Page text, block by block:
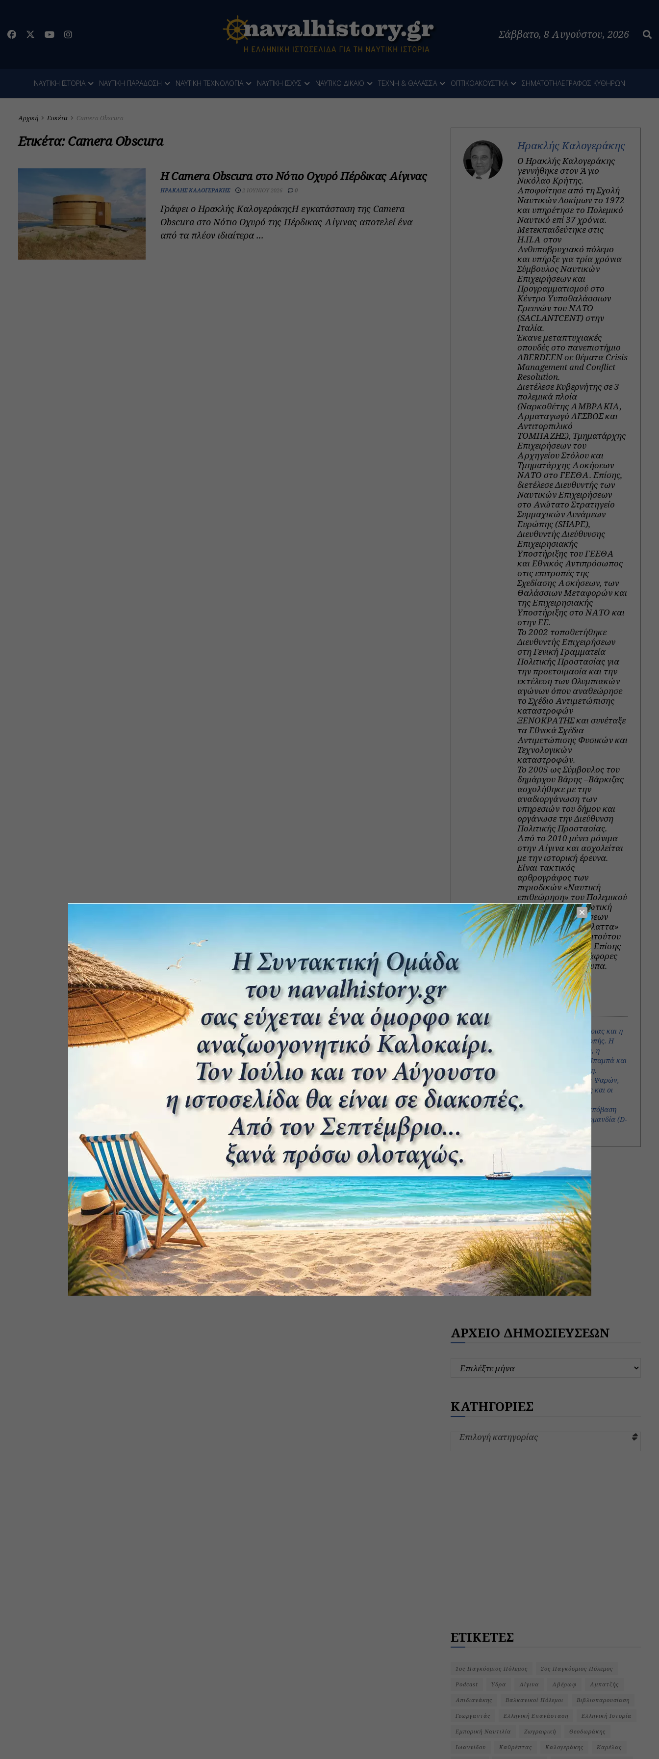
Σάββατο, 8 Αυγούστου, 2026
ΝΑΥΤΙΚΗ ΙΣΤΟΡΙΑ ΝΑΥΤΙΚΗ ΠΑΡΑΔΟΣΗ ΝΑΥΤΙΚΗ ΤΕΧΝΟΛΟΓΙΑ ΝΑΥΤΙΚΗ ΙΣΧΥΣ ΝΑΥΤΙΚΟ ΔΙΚΑΙΟ ΤΕΧΝΗ & ΘΑΛΑΣΣΑ ΟΠΤΙΚΟΑΚΟΥΣΤΙΚΑ ΣΗΜΑΤΟΤΗΛΕΓΡΑΦΟΣ ΚΥΘΗΡΩΝ
Αρχική Ετικέτα Camera Obscura
Ετικέτα:Camera Obscura
Η Camera Obscura στο Νότιο Οχυρό Πέρδικας Αίγινας
ΗΡΑΚΛΉΣ ΚΑΛΟΓΕΡΆΚΗΣ 2 ΙΟΥΝΊΟΥ 2026 0
Γράφει ο Ηρακλής ΚαλογεράκηςΗ εγκατάσταση της Camera
Obscura στο Νότιο Οχυρό της Πέρδικας Αίγινας αποτελεί ένα
από τα πλέον ιδιαίτερα ...
Ηρακλής Καλογεράκης
Ο Ηρακλής Καλογεράκης
γεννήθηκε στον Άγιο
Νικόλαο Κρήτης.
Αποφοίτησε από τη Σχολή
Ναυτικών Δοκίμων το 1972
και υπηρέτησε το Πολεμικό
Ναυτικό επί 37 χρόνια.
Μετεκπαιδεύτηκε στις
Η.Π.Α στον
Ανθυποβρυχιακό πόλεμο
και υπήρξε για τρία χρόνια
Σύμβουλος Ναυτικών
Επιχειρήσεων και
Προγραμματισμού στο
Κέντρο Yυποθαλάσσιων
Ερευνών του ΝΑΤΟ
(SACLANTCENT) στην
Ιταλία.
Έκανε μεταπτυχιακές
σπουδές στο πανεπιστήμιο
ABERDEEN σε θέματα Crisis
Management and Conflict
Resolution.
Διετέλεσε Κυβερνήτης σε 3
πολεμικά πλοία
(Ναρκοθέτης ΑΜΒΡΑΚΙΑ,
Αρματαγωγό ΛΕΣΒΟΣ και
Αντιτορπιλικό
ΤΟΜΠΑΖΗΣ), Τμηματάρχης
Επιχειρήσεων του
Αρχηγείου Στόλου και
Τμηματάρχης Ασκήσεων
ΝΑΤΟ στο ΓΕΕΘΑ. Επίσης,
διετέλεσε Διευθυντής των
Ναυτικών Επιχειρήσεων
στο Ανώτατο Στρατηγείο
Συμμαχικών Δυνάμεων
Ευρώπης (SHAPE),
Διευθυντής Διεύθυνσης
Επιχειρησιακής
Υποστήριξης του ΓΕΕΘΑ
και Εθνικός Αντιπρόσωπος
στις επιτροπές της
Σχεδίασης Ασκήσεων, των
Θαλάσσιων Μεταφορών και
της Επιχειρησιακής
Υποστήριξης στο ΝΑΤΟ και
στην ΕΕ.
Το 2002 τοποθετήθηκε
Διευθυντής Επιχειρήσεων
στη Γενική Γραμματεία
Πολιτικής Προστασίας για
την προετοιμασία και την
εκτέλεση των Ολυμπιακών
αγώνων όπου αναθεώρησε
το Σχέδιο Αντιμετώπισης
καταστροφών
ΞΕΝΟΚΡΑΤΗΣ και συνέταξε
τα Εθνικά Σχέδια
Αντιμετώπισης Φυσικών και
Τεχνολογικών
καταστροφών.
Το 2005 ως Σύμβουλος του
δημάρχου Βάρης –Βάρκιζας
ασχολήθηκε με την
αναδιοργάνωση των
υπηρεσιών του δήμου και
οργάνωσε την Διεύθυνση
Πολιτικής Προστασίας.
Από το 2010 μένει μόνιμα
στην Αίγινα και ασχολείται
με την ιστορική έρευνα.
Είναι τακτικός
αρθρογράφος των
περιοδικών «Ναυτική
επιθεώρηση» του Πολεμικού
Ναυτικού, «Στρατιωτική
ιστορία» των εκδόσεων
Γκοβόστη, και «Θάλαττα»
του Ελληνικού Ινστιτούτου
Ναυτικής Ιστορίας. Επίσης
αρθρογραφεί σε διάφορες
εφημερίδες και έντυπα.
View all posts
Πρόσφατα άρθρα
Ιωάννης Καποδίστριας και η
Στρατηγική της Αποτροπής. Η
κρίση της Σάμου (1828), η
επιχείρηση στο Καρά Μπαμπά και
η στρατηγική του σκέψη.
Η καταστροφή των Ψαρών,
οι Ψαριανοί πρόσφυγες και οι
Ψαριανοί πειρατές
6 Ιουνίου 1944, η απόβαση
των συμμάχων στη Νορμανδία (D-
ΑΡΧΕΙΟ ΔΗΜΟΣΙΕΥΣΕΩΝ
ΚΑΤΗΓΟΡΙΕΣ
Επιλογή κατηγορίας
ΕΤΙΚΕΤΕΣ
1ος Παγκόσμιος Πόλεμος 2ος Παγκόσμιος Πόλεμος
Podcast Ύδρα Αίγινα Αβέρωφ Αμπατζής
Απιδιανάκης Βαλκανικοί Πόλεμοι Βιβλιοπαρουσίαση
Γεωργαντάς Ελληνική Επανάσταση Ελληνική Ιστορία
Εμπορική Ναυτιλία Ζωγραφική Θεοδωράκης
Ιωαννίδου Καθρέπτας Καλογεράκης Καρέλας